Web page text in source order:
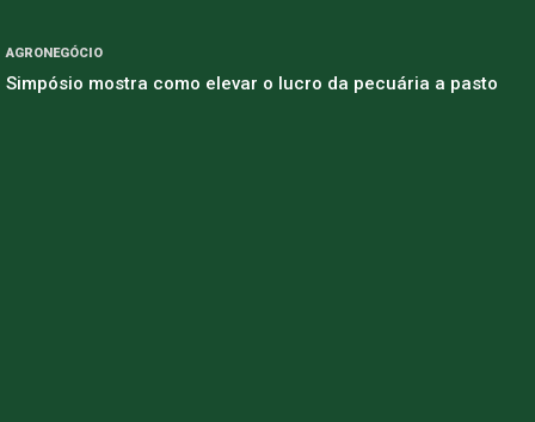
AGRONEGÓCIO
Simpósio mostra como elevar o lucro da pecuária a pasto